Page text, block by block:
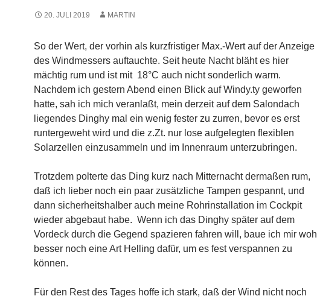
20. JULI 2019 MARTIN
So der Wert, der vorhin als kurzfristiger Max.-Wert auf der Anzeige
des Windmessers auftauchte. Seit heute Nacht bläht es hier
mächtig rum und ist mit 18°C auch nicht sonderlich warm.
Nachdem ich gestern Abend einen Blick auf Windy.ty geworfen
hatte, sah ich mich veranlaßt, mein derzeit auf dem Salondach
liegendes Dinghy mal ein wenig fester zu zurren, bevor es erst
runtergeweht wird und die z.Zt. nur lose aufgelegten flexiblen
Solarzellen einzusammeln und im Innenraum unterzubringen.
Trotzdem polterte das Ding kurz nach Mitternacht dermaßen rum,
daß ich lieber noch ein paar zusätzliche Tampen gespannt, und
dann sicherheitshalber auch meine Rohrinstallation im Cockpit
wieder abgebaut habe. Wenn ich das Dinghy später auf dem
Vordeck durch die Gegend spazieren fahren will, baue ich mir wohl
besser noch eine Art Helling dafür, um es fest verspannen zu
können.
Für den Rest des Tages hoffe ich stark, daß der Wind nicht noch